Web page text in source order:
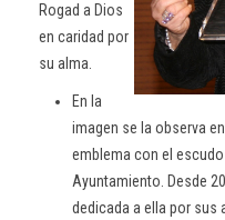
Rogad a Dios
en caridad por
su alma.
En la
imagen se la observa
emblema con el
Ayuntamiento. Desde
dedicada a ella por sus